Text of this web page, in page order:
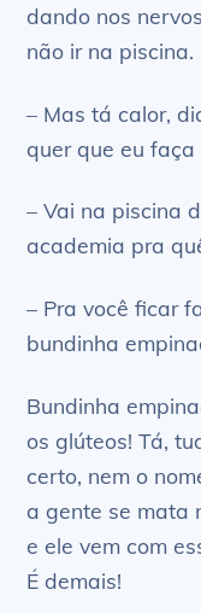
dando nos
não ir na piscina.
– Mas tá calor,
quer que eu faça
– Vai na piscina
academia pra
– Pra você ficar
bundinha
Bundinha
os glúteos! Tá,
certo, nem o
a gente se mata
e ele vem com
É demais!